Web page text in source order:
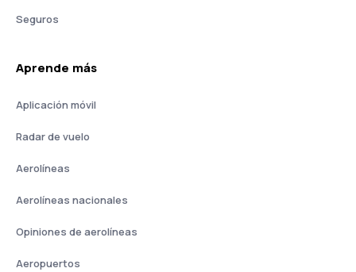
Seguros
Aprende más
Aplicación móvil
Radar de vuelo
Aerolíneas
Aerolíneas nacionales
Opiniones de aerolíneas
Aeropuertos